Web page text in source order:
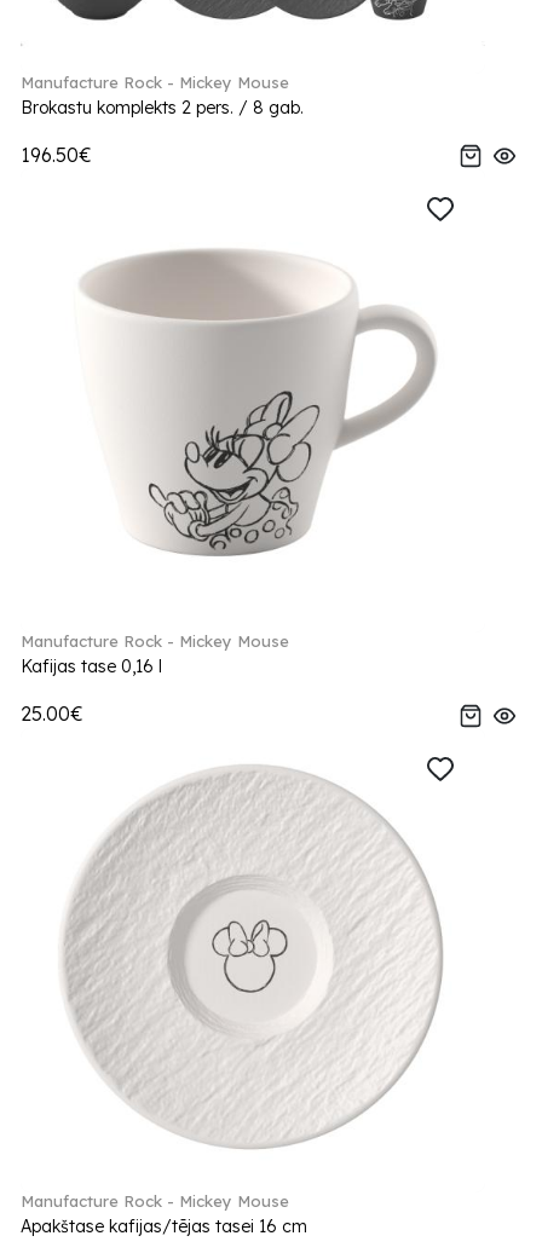
Manufacture Rock - Mickey Mouse
Brokastu komplekts 2 pers. / 8 gab.
196.50€
Manufacture Rock - Mickey Mouse
Kafijas tase 0,16 l
25.00€
Manufacture Rock - Mickey Mouse
Apakštase kafijas/tējas tasei 16 cm